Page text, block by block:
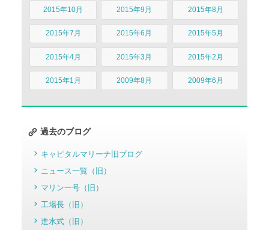
2015年10月 2015年9月 2015年8月
2015年7月 2015年6月 2015年5月
2015年4月 2015年3月 2015年2月
2015年1月 2009年8月 2009年6月
過去のブログ
キャピタルマリーナ旧ブログ
ニュース一覧（旧）
マリン一号（旧）
工場長（旧）
進水式（旧）